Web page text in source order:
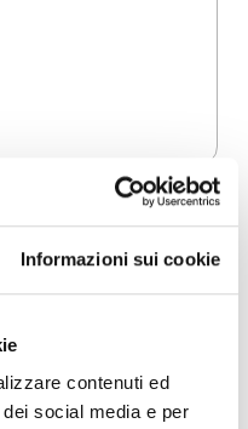
Informazioni sui cookie
contenuti ed
social media e per
al trattamento dei miei dati personali.